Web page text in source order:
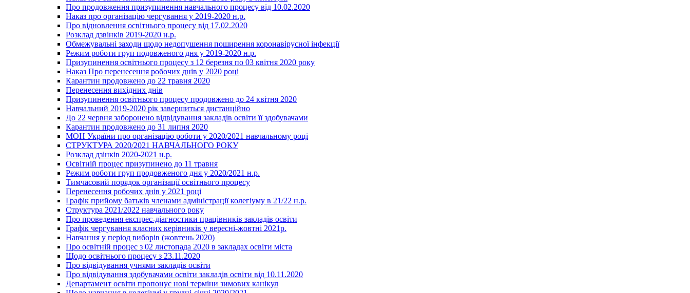
Про продовження призупинення навчального процесу від 10.02.2020
Наказ про організацію чергування у 2019-2020 н.р.
Про відновлення освітнього процесу від 17.02.2020
Розклад дзвінків 2019-2020 н.р.
Обмежувальні заходи щодо недопушення поширення коронавірусної інфекції
Режим роботи груп подовженого дня у 2019-2020 н.р.
Призупинення освітнього процесу з 12 березня по 03 квітня 2020 року
Наказ Про перенесення робочих днів у 2020 році
Карантин продовжено до 22 травня 2020
Перенесення вихідних днів
Призупинення освітнього процесу продовжено до 24 квітня 2020
Навчальний 2019-2020 рік завершиться дистанційно
До 22 червня заборонено відвідування закладів освіти її здобувачами
Карантин продовжено до 31 липня 2020
МОН України про організацію роботи у 2020/2021 навчальному році
СТРУКТУРА 2020/2021 НАВЧАЛЬНОГО РОКУ
Розклад дзінків 2020-2021 н.р.
Освітній процес призупинено до 11 травня
Режим роботи груп продовженого дня у 2020/2021 н.р.
Тимчасовий порядок організації освітнього процесу
Перенесення робочих днів у 2021 році
Графік прийому батьків членами адміністрації колегіуму в 21/22 н.р.
Структура 2021/2022 навчального року
Про проведення експрес-діагностики працівників закладів освіти
Графік чергування класних керівників у вересні-жовтні 2021р.
Навчання у період виборів (жовтень 2020)
Про освітній процес з 02 листопада 2020 в закладах освіти міста
Щодо освітнього процесу з 23.11.2020
Про відвідування учнями закладів освіти
Про відвідування здобувачами освіти закладів освіти від 10.11.2020
Департамент освіти пропонує нові терміни зимових канікул